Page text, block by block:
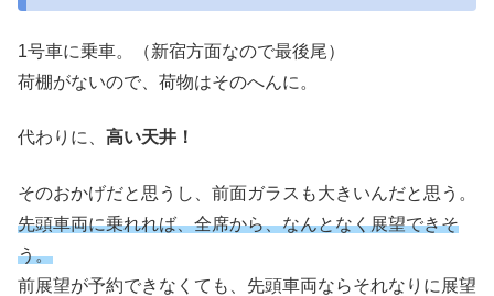
1号車に乗車。（新宿方面なので最後尾）
荷棚がないので、荷物はそのへんに。
代わりに、 高い天井！
そのおかげだと思うし、前面ガラスも大きいんだと思う。
先頭車両に乗れれば、全席から、なんとなく展望できそ
う。
前展望が予約できなくても、先頭車両ならそれなりに展望